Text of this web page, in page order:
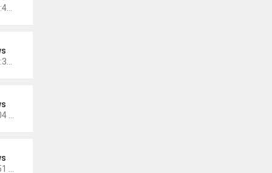
Thứ 3 Tháng 12 13, 2022 10:42 am